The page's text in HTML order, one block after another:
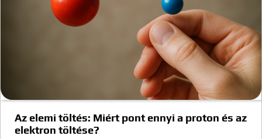
Az elemi töltés: Miért pont ennyi a proton és az
elektron töltése?